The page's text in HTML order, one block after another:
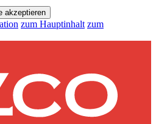
akzeptieren
zum Hauptinhalt zum